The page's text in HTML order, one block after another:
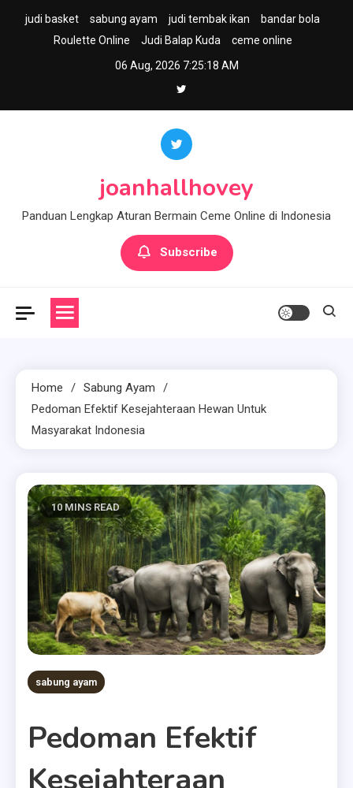
judi basket sabung ayam judi tembak ikan
bandar bola
Roulette Online
Judi Balap Kuda
ceme online
06 Aug, 2026 7:25:19 AM
joanhallhovey
Panduan Lengkap Aturan Bermain Ceme Online di Indonesia
Subscribe
Home
Sabung Ayam
Pedoman Efektif Kesejahteraan Hewan Untuk
Masyarakat Indonesia
10 MINS READ
sabung ayam
Pedoman Efektif
Kesejahteraan